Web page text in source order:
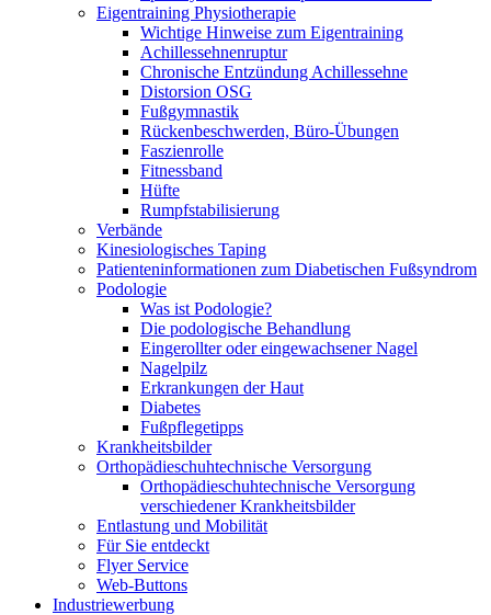
Eigentraining Physiotherapie
Wichtige Hinweise zum Eigentraining
Achillessehnenruptur
Chronische Entzündung Achillessehne
Distorsion OSG
Fußgymnastik
Rückenbeschwerden, Büro-Übungen
Faszienrolle
Fitnessband
Hüfte
Rumpfstabilisierung
Verbände
Kinesiologisches Taping
Patienteninformationen zum Diabetischen Fußsyndrom
Podologie
Was ist Podologie?
Die podologische Behandlung
Eingerollter oder eingewachsener Nagel
Nagelpilz
Erkrankungen der Haut
Diabetes
Fußpflegetipps
Krankheitsbilder
Orthopädieschuhtechnische Versorgung
Orthopädieschuhtechnische Versorgung
verschiedener Krankheitsbilder
Entlastung und Mobilität
Für Sie entdeckt
Flyer Service
Web-Buttons
Industriewerbung